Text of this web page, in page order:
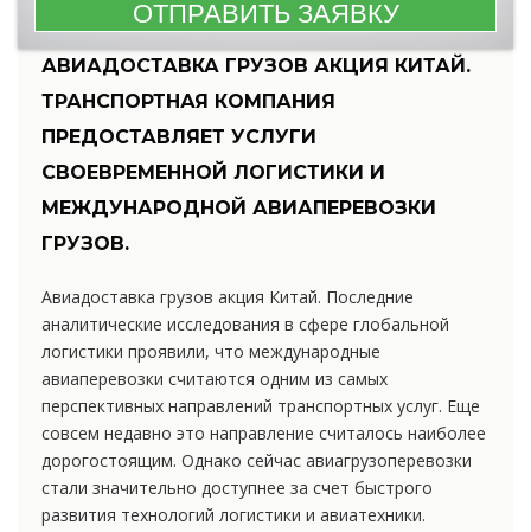
АВИАДОСТАВКА ГРУЗОВ АКЦИЯ КИТАЙ.
ТРАНСПОРТНАЯ КОМПАНИЯ
ПРЕДОСТАВЛЯЕТ УСЛУГИ
СВОЕВРЕМЕННОЙ ЛОГИСТИКИ И
МЕЖДУНАРОДНОЙ АВИАПЕРЕВОЗКИ
ГРУЗОВ.
Авиадоставка грузов акция Китай. Последние
аналитические исследования в сфере глобальной
логистики проявили, что международные
авиаперевозки считаются одним из самых
перспективных направлений транспортных услуг. Еще
совсем недавно это направление считалось наиболее
дорогостоящим. Однако сейчас авиагрузоперевозки
стали значительно доступнее за счет быстрого
развития технологий логистики и авиатехники.